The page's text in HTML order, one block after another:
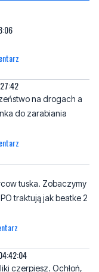
na drogach a
tuska. Zobaczymy
czerpiesz. Ochłoń,
komentarz